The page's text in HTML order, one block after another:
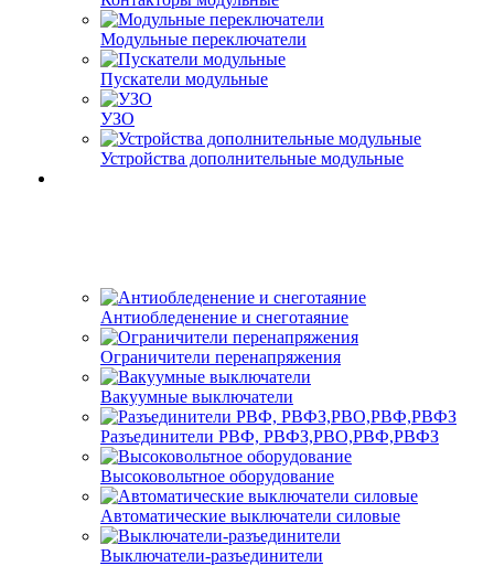
Модульные переключатели
Пускатели модульные
УЗО
Устройства дополнительные модульные
Антиобледенение и снеготаяние
Ограничители перенапряжения
Вакуумные выключатели
Разъединители РВФ, РВФЗ,РВО,РВФ,РВФЗ
Высоковольтное оборудование
Автоматические выключатели cиловые
Выключатели-разъединители